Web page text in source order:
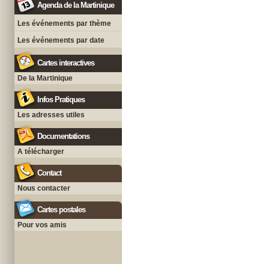
Agenda de la Martinique
Les événements par thème
Les événements par date
Cartes interactives
De la Martinique
Infos Pratiques
Les adresses utiles
Documentations
A télécharger
Contact
Nous contacter
Cartes postales
Pour vos amis